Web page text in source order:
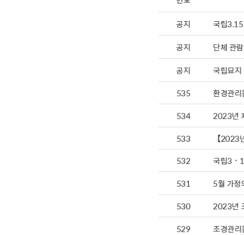
공지
국립3.15
공지
단체 관
공지
국립묘
535
환경관
534
2023년
533
【2023
532
국립
531
5월 가정
530
2023년
529
조경관